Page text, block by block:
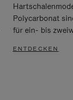
Polycarbonat
für ein- bis
ENTDECKEN